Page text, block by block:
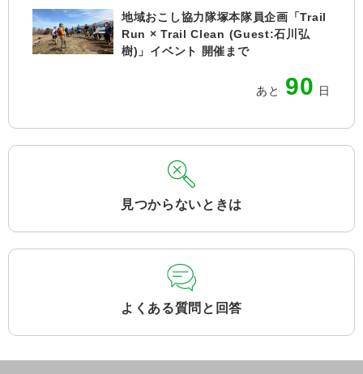
地域おこし協力隊塚本隊員企画「Trail
Run × Trail Clean (Guest:石川弘
樹)」イベント 開催まで
あと 90 日
見つからないときは
よくある質問と回答